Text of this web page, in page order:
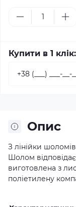
Купити в 1 клік:
Опис
З лінійки
Шолом
виготовлена з
поліетилену